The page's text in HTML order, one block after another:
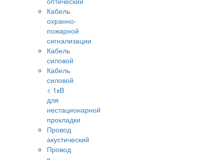
Кабель
охранно-
пожарной
сигнализации
Кабель
силовой
Кабель
силовой
< 1кВ
для
нестационарной
прокладки
Провод
акустический
Провод